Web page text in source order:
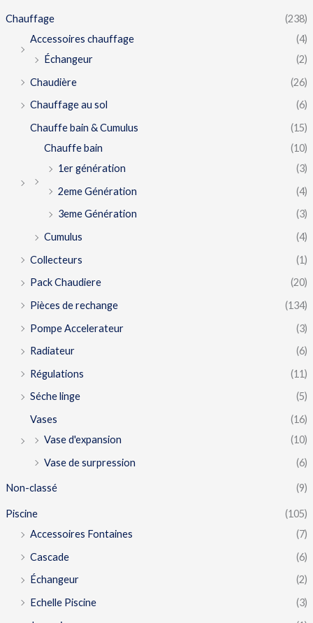
Chauffage
(238)
Accessoires chauffage
(4)
Échangeur
(2)
Chaudière
(26)
Chauffage au sol
(6)
Chauffe bain & Cumulus
(15)
Chauffe bain
(10)
1er génération
(3)
2eme Génération
(4)
3eme Génération
(3)
Cumulus
(4)
Collecteurs
(1)
Pack Chaudiere
(20)
Pièces de rechange
(134)
Pompe Accelerateur
(3)
Radiateur
(6)
Régulations
(11)
Séche linge
(5)
Vases
(16)
Vase d'expansion
(10)
Vase de surpression
(6)
Non-classé (9)
Piscine
(105)
Accessoires Fontaines
(7)
Cascade
(6)
Échangeur
(2)
Echelle Piscine
(3)